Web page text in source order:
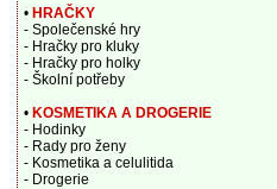
• HRAČKY
- Společenské hry
- Hračky pro kluky
- Hračky pro holky
- Školní potřeby
• KOSMETIKA A DROGERIE
- Hodinky
- Rady pro ženy
- Kosmetika a celulitida
- Drogerie